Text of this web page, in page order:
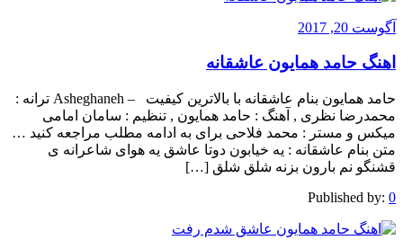
آگوست 20, 2017
اهنگ حامد همایون عاشقانه
حامد همایون بنام عاشقانه با بالاترین کیفیت – Asheghaneh ترانه :
محمدرضا نظری , آهنگ : حامد همایون , تنظیم : سامان امامی
میکس و مستر : محمد فلاحی برای به ادامه مطلب مراجعه کنید …
متن بنام عاشقانه : یه خیابون دوتا عاشق یه هوای شاعرانه ی
قشنگو نم بارون بزنه شلق شلق […]
Published by: 0